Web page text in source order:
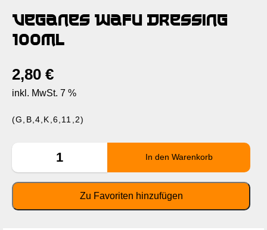
Veganes Wafu Dressing
100ml
2,80 €
inkl. MwSt. 7 %
(G,B,4,K,6,11,2)